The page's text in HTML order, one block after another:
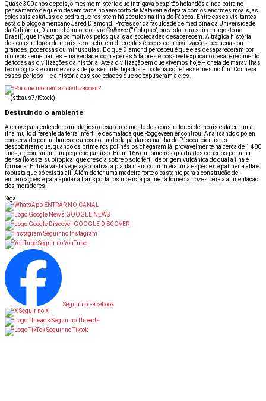
Quase 300 anos depois, o mesmo mistério que intrigava o capitão holandês ainda paira no
pensamento de quem desembarca no aeroporto de Mataveri e depara com os enormes moais, as
colossais estátuas de pedra que resistem há séculos na ilha de Páscoa. Entre esses visitantes
está o biólogo americano Jared Diamond. Professor da faculdade de medicina da Universidade
da Califórnia, Diamond é autor do livroCollapse (“Colapso”, previsto para sair em agosto no
Brasil), que investiga os motivos pelos quais as sociedades desaparecem. A trágica história
dos construtores de moais se repetiu em diferentes épocas com civilizações pequenas ou
grandes, poderosas ou minúsculas. E o que Diamond percebeu é que elas desapareceram por
motivos semelhantes – na verdade, com apenas 5 fatores é possível explicar o desaparecimento
de todas as civilizações da história. Até a civilização em que vivemos hoje – cheia de maravilhas
tecnológicas e com dezenas de países interligados – poderia sofrer esse mesmo fim. Conheça
esses perigos – e a história das sociedades que se expuseram a eles.
– (stbaus7/iStock)
Destruindo o ambiente
A chave para entender o misterioso desaparecimento dos construtores de moais está em uma
ilha muito diferente da terra infértil e desmatada que Roggeveen encontrou. Analisando o pólen
conservado por milhares de anos no fundo de pântanos na ilha de Páscoa, cientistas
descobriram que, quando os primeiros polinésios chegaram lá, provavelmente há cerca de 1 400
anos, encontraram um pequeno paraíso. Eram 166 quilômetros quadrados cobertos por uma
densa floresta subtropical que crescia sobre o solo fértil de origem vulcânica do qual a ilha é
formada. Entre a vasta vegetação nativa, a planta mais comum era uma espécie de palmeira alta e
robusta que só existia ali. Além de ter uma madeira forte o bastante para a construção de
embarcações e para ajudar a transportar os moais, a palmeira fornecia nozes para a alimentação
dos moradores.
Siga
ENTRAR NO CANAL
GOOGLE NEWS
GOOGLE DISCOVER
Seguir no Instagram
Seguir no YouTube
Seguir no Facebook
Seguir no X
Seguir no Threads
Seguir no Tiktok